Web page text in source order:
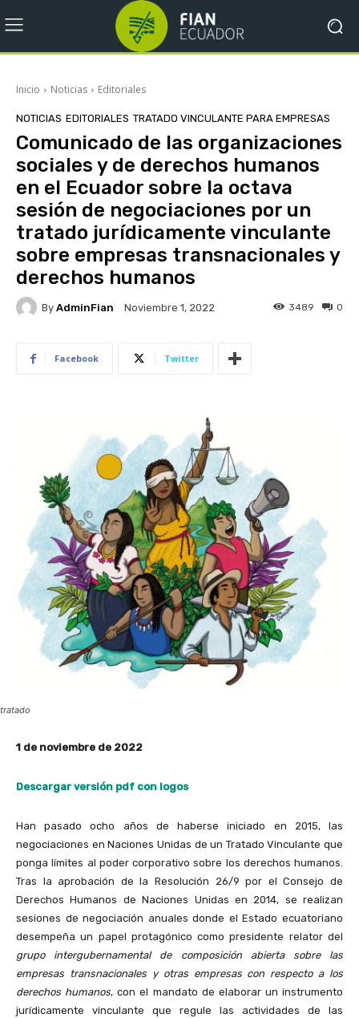
Inicio Noticias Editoriales
NOTICIAS EDITORIALES TRATADO VINCULANTE PARA EMPRESAS
Comunicado de las organizaciones
sociales y de derechos humanos
en el Ecuador sobre la octava
sesión de negociaciones por un
tratado jurídicamente vinculante
sobre empresas transnacionales y
derechos humanos
By AdminFian Noviembre 1, 2022 0
3489
Facebook Twitter
tratado
1 de noviembre de 2022
Descargar versión pdf con logos
Han pasado ocho años de haberse iniciado en 2015, las
negociaciones en Naciones Unidas de un Tratado Vinculante que
ponga límites al poder corporativo sobre los derechos humanos.
Tras la aprobación de la Resolución 26/9 por el Consejo de
Derechos Humanos de Naciones Unidas en 2014, se realizan
sesiones de negociación anuales donde el Estado ecuatoriano
desempeña un papel protagónico como presidente relator del
grupo intergubernamental de composición abierta sobre las
empresas transnacionales y otras empresas con respecto a los
derechos humanos, con el mandato de elaborar un instrumento
jurídicamente vinculante que regule las actividades de las